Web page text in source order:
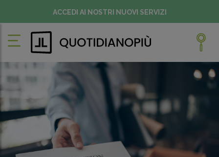
ACCEDI AI NOSTRI NUOVI SERVIZI